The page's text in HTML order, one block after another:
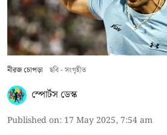
নীরজ চোপড়া ছবি - সংগৃহীত
স্পোর্টস ডেস্ক
Published on: 17 May 2025, 7:54 am